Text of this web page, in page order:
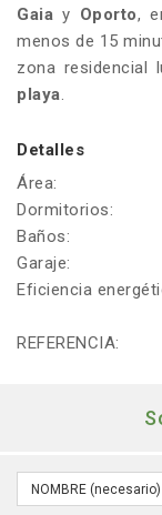
Gaia y Oporto,
menos de 15
zona residencial
playa.
Detalles
Área:
Dormitorios:
Baños:
Garaje:
Eficiencia
REFERENCIA: